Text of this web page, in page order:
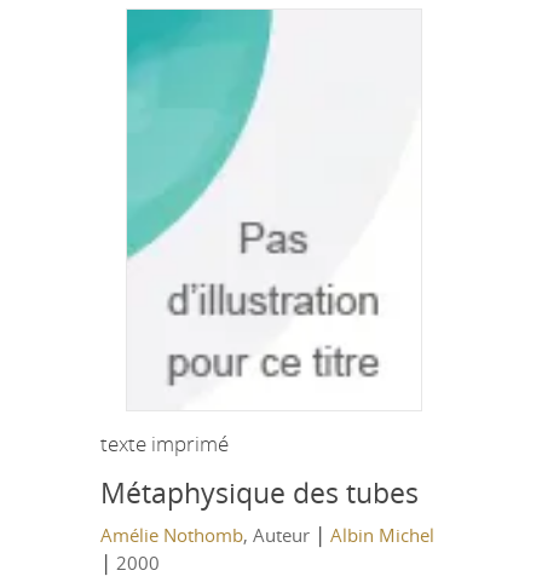
texte imprimé
Métaphysique des tubes
Amélie Nothomb, Auteur | Albin Michel
| 2000